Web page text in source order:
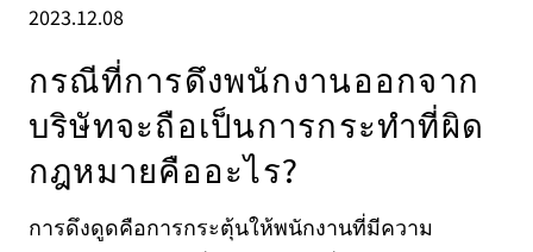
2023.12.08
กรณีที่การดึงพนักงานออกจาก
บริษัทจะถือเป็นการกระทำที่ผิด
กฎหมายคืออะไร?
การดึงดูดคือการกระตุ้นให้พนักงานที่มีความ